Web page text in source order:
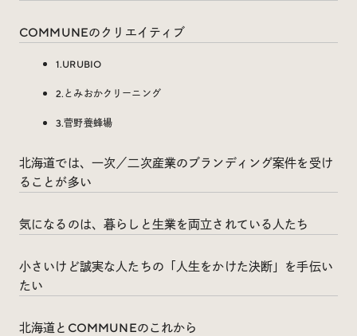
COMMUNEのクリエイティブ
1.URUBIO
2.とみおかクリーニング
3.菅野養蜂場
北海道では、一次／二次産業のブランディング案件を受け
ることが多い
気になるのは、暮らしと生業を両立されている人たち
小さいけど誠実な人たちの「人生をかけた決断」を手伝い
たい
北海道とCOMMUNEのこれから